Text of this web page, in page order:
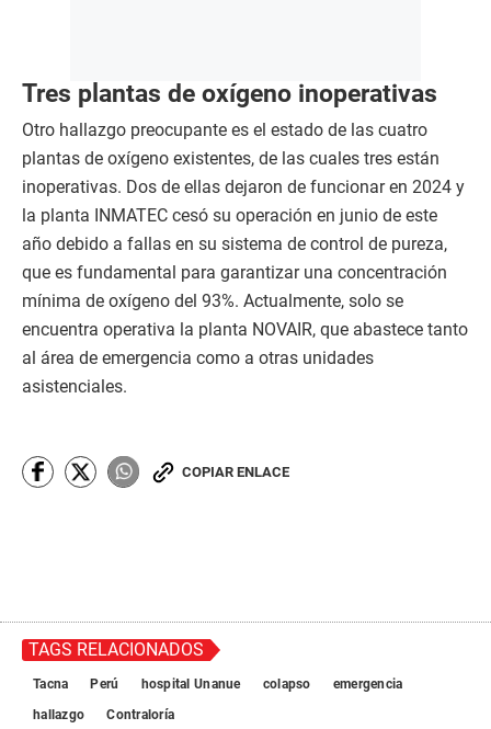
Tres plantas de oxígeno inoperativas
Otro hallazgo preocupante es el estado de las cuatro
plantas de oxígeno existentes, de las cuales tres están
inoperativas. Dos de ellas dejaron de funcionar en 2024 y
la planta INMATEC cesó su operación en junio de este
año debido a fallas en su sistema de control de pureza,
que es fundamental para garantizar una concentración
mínima de oxígeno del 93%. Actualmente, solo se
encuentra operativa la planta NOVAIR, que abastece tanto
al área de emergencia como a otras unidades
asistenciales.
COPIAR ENLACE
TAGS RELACIONADOS
Tacna Perú hospital Unanue colapso
emergencia
hallazgo
Contraloría